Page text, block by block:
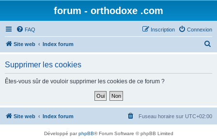
forum - orthodoxe .com
FAQ Connexion
Inscription
Site web Index forum
h
Supprimer les cookies
Êtes-vous sûr de vouloir supprimer les cookies de ce forum ?
Site web Index forum Fuseau horaire sur UTC+02:00
Développé parphpBB® Forum Software © phpBB Limited